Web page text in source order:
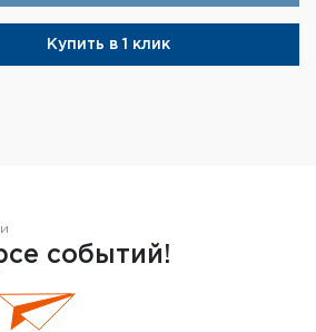
Купить в 1 клик
событий!